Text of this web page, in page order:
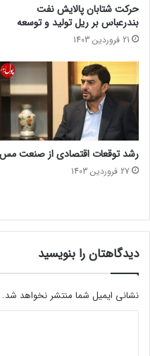
حرکت شتابان پالایش نفت
بندرعباس بر ریل تولید و توسعه
21 فروردین 1403
رشد توقعات اقتصادی از صنعت مس
27 فروردین 1403
دیدگاهتان را بنویسید
نشانی ایمیل شما منتشر نخواهد شد.